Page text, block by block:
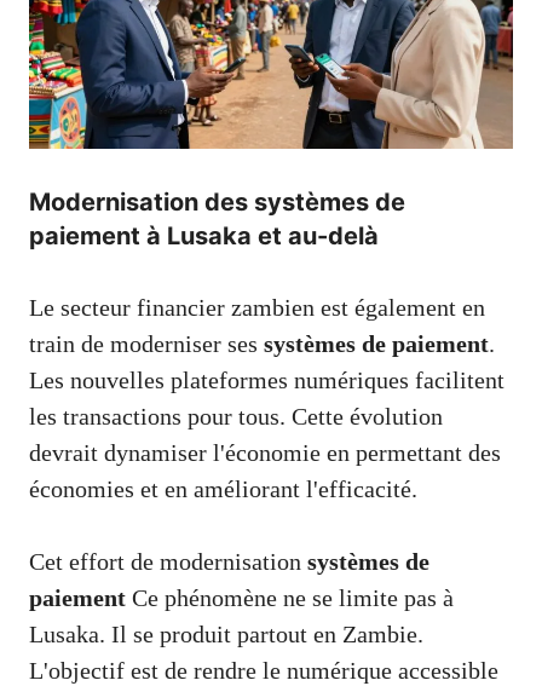
Modernisation des systèmes de
paiement à Lusaka et au-delà
Le secteur financier zambien est également en
train de moderniser ses systèmes de paiement.
Les nouvelles plateformes numériques facilitent
les transactions pour tous. Cette évolution
devrait dynamiser l'économie en permettant des
économies et en améliorant l'efficacité.
Cet effort de modernisation systèmes de
paiement Ce phénomène ne se limite pas à
Lusaka. Il se produit partout en Zambie.
L'objectif est de rendre le numérique accessible